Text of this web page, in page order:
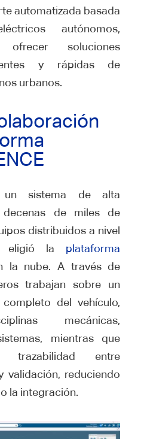
automatizada basada
autónomos,
soluciones
y rápidas de
urbanos.
un sistema de alta
decenas de miles de
distribuidos a nivel
eligió la plataforma
la nube. A través de
trabajan sobre un
del vehículo,
mecánicas,
mientras que
entre
validación, reduciendo
la integración.